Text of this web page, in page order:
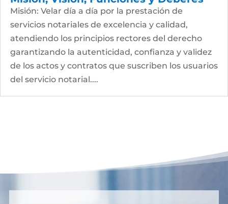
Misión: Velar día a día por la prestación de
servicios notariales de excelencia y calidad,
atendiendo los principios rectores del derecho
garantizando la autenticidad, confianza y validez
de los actos y contratos que suscriben los usuarios
del servicio notarial....